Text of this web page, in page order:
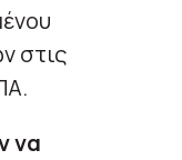
στις
να